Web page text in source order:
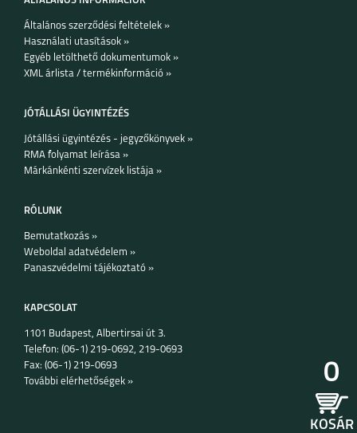
SAMSUNG GALAXY
SAMSUNG GALAXY
S25
A16 5G
Általános szerződési feltételek »
Használati utasítások »
Egyéb letölthető dokumentumok »
XML árlista / termékinformáció »
JÓTÁLLÁSI ÜGYINTÉZÉS
Jótállási ügyintézés - jegyzőkönyvek »
RMA folyamat leírása »
Márkánkénti szervízek listája »
RÓLUNK
Bemutatkozás »
Weboldal adatvédelem »
Panaszvédelmi tájékoztató »
KAPCSOLAT
1101 Budapest, Albertirsai út 3.
Telefon: (06-1) 219-0692, 219-0693
Fax: (06-1) 219-0693
További elérhetőségek »
0
KOSÁR